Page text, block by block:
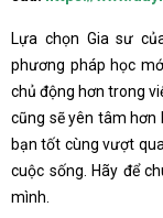
Lựa chọn Gia sư
phương pháp học
chủ động hơn trong
cũng sẽ yên tâm
bạn tốt cùng vượt
cuộc sống. Hãy để
mình.